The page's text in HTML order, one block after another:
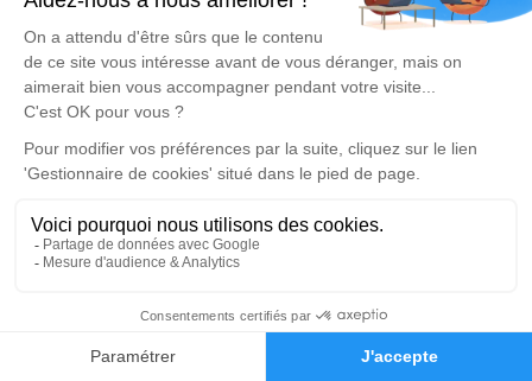
Faire-part Hommages
d'expression dédié à honorer la mémoire de Françis
CANAL.
Un service de plantation d’arbre hommage est
disponible ici.
Je rends hommage
Cérémonie civile
Chambre Funéraire de la Raho de Villeneuve-
de-la-Raho